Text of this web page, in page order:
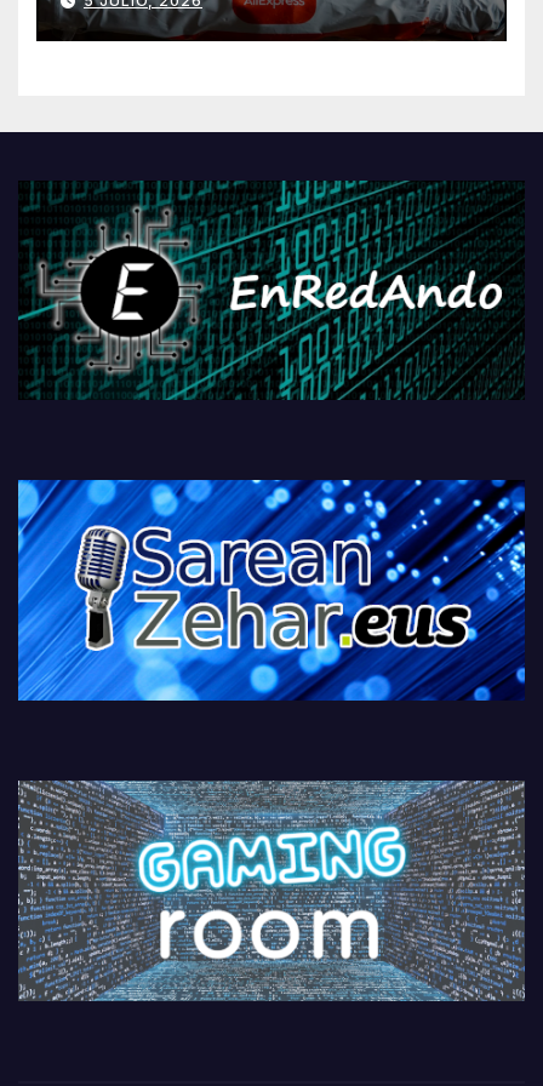
AliExpressi, AEBetako AAren
kontrola, Googleri behin
PlayStationeko bideojoko